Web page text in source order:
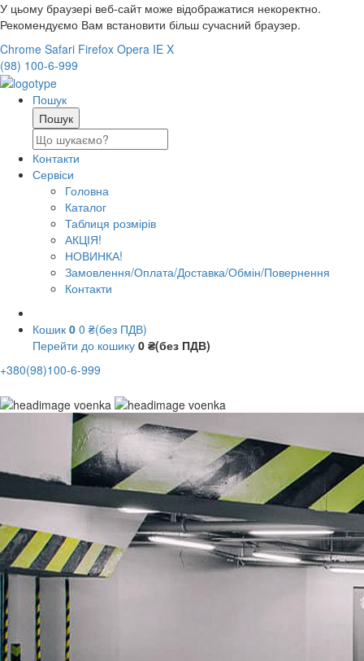
У цьому браузері веб-сайт може відображатися некоректно.
Рекомендуємо Вам встановити більш сучасний браузер.
Chrome Safari Firefox Opera IE X
(98) 100-6-999
Пошук
Контакти
Сервіси
Головна
Каталог
Таблиця розмірів
АКЦІЯ!
НОВИНКА!
Замовлення/Оплата/Доставка/Обмін/Повернення
Контакти
Кошик 0 0 ₴(без ПДВ)
Перейти до кошику 0 ₴(без ПДВ)
+380(98)100-6-999